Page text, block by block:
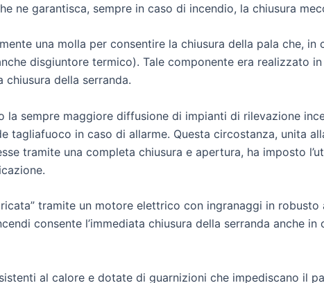
ne garantisca, sempre in caso di incendio, la chiusura
una molla per consentire la chiusura della pala che, in
disgiuntore termico). Tale componente era realizzato
della serranda.
sempre maggiore diffusione di impianti di rilevazione
in caso di allarme. Questa circostanza, unita
tramite una completa chiusura e apertura, ha imposto
tramite un motore elettrico con ingranaggi in robusto
consente l’immediata chiusura della serranda anche in
al calore e dotate di guarnizioni che impediscano il